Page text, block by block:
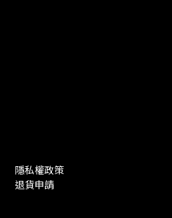
隱私權政策
退貨申請